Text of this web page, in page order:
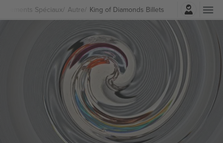
Spéciaux Autre King of Diamonds Billets
Connexion